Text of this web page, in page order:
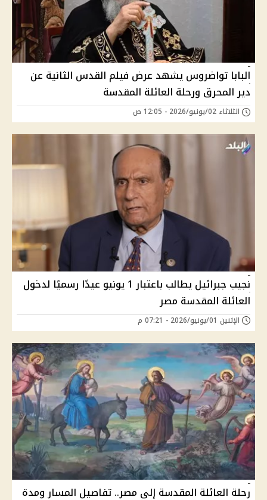
البابا تواضروس يشهد عرض فيلم القدس الثانية عن
دير المحرق ورحلة العائلة المقدسة
الثلاثاء 02/يونيو/2026 - 12:05 ص
نجيب جبرائيل يطالب باعتبار 1 يونيو عيدًا رسميًا لدخول
العائلة المقدسة مصر
الإثنين 01/يونيو/2026 - 07:21 م
رحلة العائلة المقدسة إلى مصر.. تفاصيل المسار ومدة